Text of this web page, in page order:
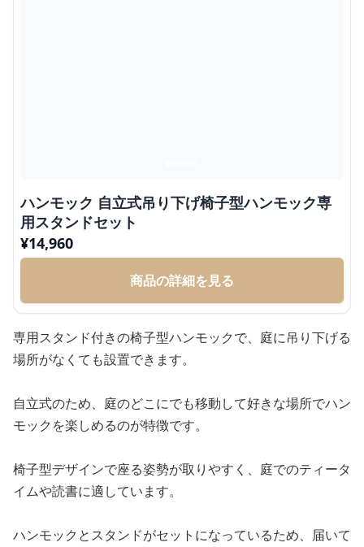
ハンモック 自立式吊り下げ椅子型ハンモック専
用スタンドセット
¥14,960
商品の詳細を見る
専用スタンド付きの椅子型ハンモックで、庭に吊り下げる
場所がなくても設置できます。
自立式のため、庭のどこにでも移動して好きな場所でハン
モックを楽しめるのが特徴です。
椅子型デザインで座る姿勢が取りやすく、庭でのティータ
イムや読書に適しています。
ハンモックとスタンドがセットになっているため、届いて